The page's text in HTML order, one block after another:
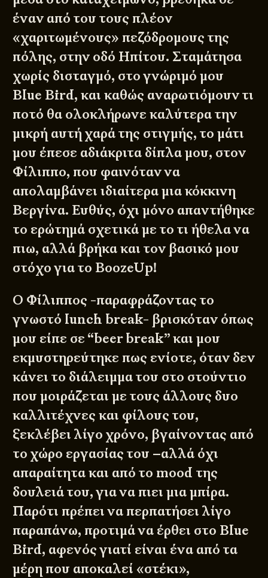
έναν από του τους πλέον
«χαριτωμένους» πεζόδρομους της
πόλης, στην οδό Ηπίτου. Σταμάτησα
χωρίς δισταγμό, στο γνώριμό μου
Blue Bird, και καθώς αναρωτιόμουν τι
ποτό θα ολοκλήρωνε καλύτερα την
μικρή αυτή χαρά της στιγμής, το μάτι
μου έπεσε αδιάκριτα δίπλα μου, στον
Φίλιππο, που φαινόταν να
απολαμβάνει ιδιαίτερα μια κόκκινη
Βεργίνα. Ευθύς, όχι μόνο απαντήθηκε
το ερώτημά σχετικά με το τι ήθελα να
πιω, αλλά βρήκα και τον βασικό μου
στόχο για το BoozeUp!
Ο Φίλιππος -παραφράζοντας το
γνωστό lunch break- βρισκόταν όπως
μου είπε σε “beer break” και μου
εκμυστηρεύτηκε πως ενίοτε, όταν δεν
κάνει το διάλειμμα του στο στούντιο
που μοιράζεται με τους άλλους δυο
καλλιτέχνες και φίλους του,
ξεκλέβει λίγο χρόνο, βγαίνοντας από
το χώρο εργασίας του –αλλά όχι
απαραίτητα και από το mood της
δουλειά του, για να πιει μια μπίρα.
Παρότι πρέπει να περπατήσει λίγο
παραπάνω, προτιμά να έρθει στο Blue
Bird, αφενός γιατί είναι ένα από τα
μέρη που αποκαλεί «στέκι»,